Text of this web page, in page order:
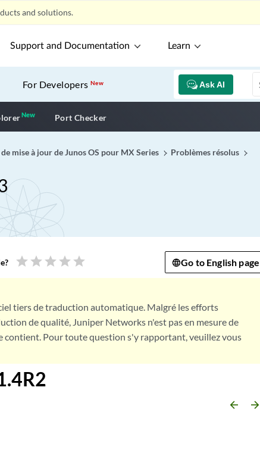
and solutions.
Support and Documentation Learn
Ask AI
For DevelopersNew
NewNew application
Port Checker
mise à jour de Junos OS pour MX Series Problèmes résolus
star star star star star Go to English page
tiers de traduction automatique. Malgré les efforts
de qualité, Juniper Networks n'est pas en mesure de
Pour toute question s'y rapportant, veuillez vous
arrow_backward arrow_forward